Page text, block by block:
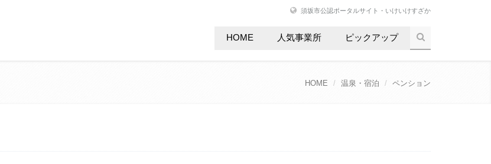
須坂市公認ポータルサイト・いけいけすざか
HOME 人気事業所 ピックアップ
HOME 温泉・宿泊 ペンション